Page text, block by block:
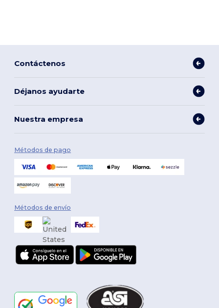
Contáctenos
Déjanos ayudarte
Nuestra empresa
Métodos de pago
Métodos de envío